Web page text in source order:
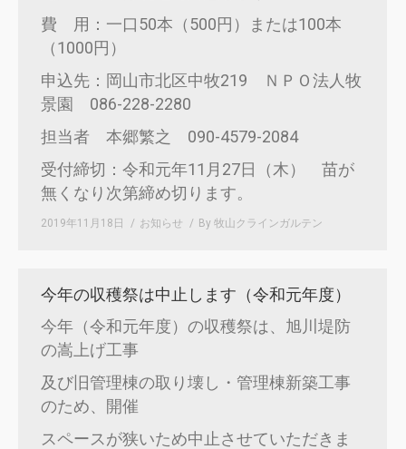
費 用：一口50本（500円）または100本
（1000円）
申込先：岡山市北区中牧219 ＮＰＯ法人牧
景園 086-228-2280
担当者 本郷繁之 090-4579-2084
受付締切：令和元年11月27日（木） 苗が
無くなり次第締め切ります。
2019年11月18日 お知らせ By 牧山クラインガルテン
今年の収穫祭は中止します（令和元年度）
今年（令和元年度）の収穫祭は、旭川堤防
の嵩上げ工事
及び旧管理棟の取り壊し・管理棟新築工事
のため、開催
スペースが狭いため中止させていただきま